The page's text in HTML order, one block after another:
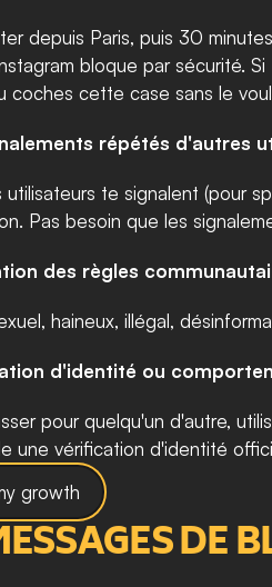
depuis Paris, puis 30
bloque par sécurité.
coches cette case sans le
répétés d'autres
utilisateurs te signalent (pour
Pas besoin que les
des règles
haineux, illégal,
d'identité ou
pour quelqu'un d'autre,
une vérification d'identité
growth
DE